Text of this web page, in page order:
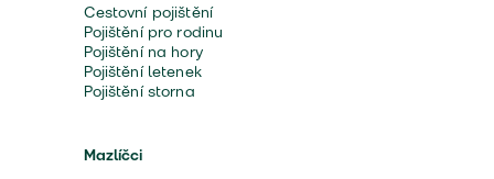
Cestovní pojištění
Pojištění pro rodinu
Pojištění na hory
Pojištění letenek
Pojištění storna
Mazlíčci